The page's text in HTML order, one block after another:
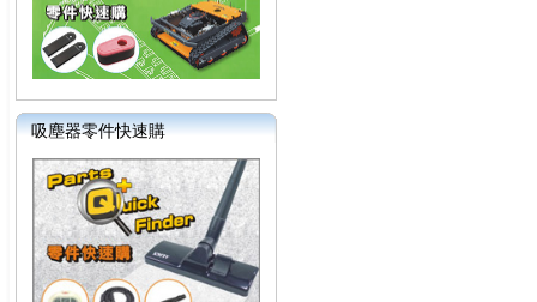
吸塵器零件快速購